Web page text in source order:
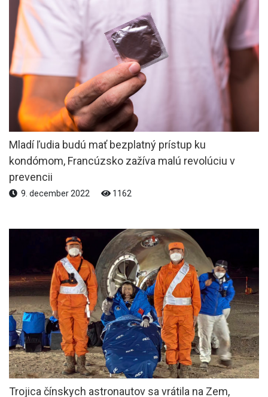
Mladí ľudia budú mať bezplatný prístup ku
kondómom, Francúzsko zažíva malú revolúciu v
prevencii
9. december 2022 1162
Trojica čínskych astronautov sa vrátila na Zem,